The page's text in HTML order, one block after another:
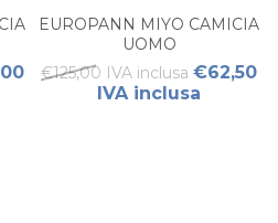
EUROPANN MIYO CAMICIA
UOMO
€125,00 IVA inclusa €62,50
IVA inclusa